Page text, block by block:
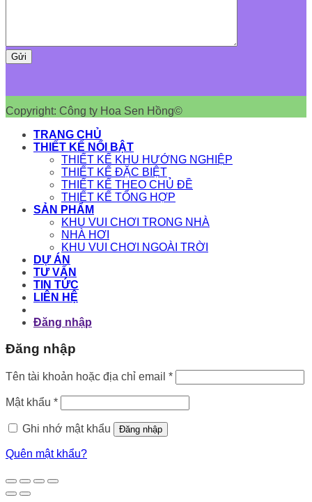
Copyright: Công ty Hoa Sen Hồng©
TRANG CHỦ
THIẾT KẾ NỔI BẬT
THIẾT KẾ KHU HƯỚNG NGHIỆP
THIẾT KẾ ĐẶC BIỆT
THIẾT KẾ THEO CHỦ ĐỀ
THIẾT KẾ TỔNG HỢP
SẢN PHẨM
KHU VUI CHƠI TRONG NHÀ
NHÀ HƠI
KHU VUI CHƠI NGOÀI TRỜI
DỰ ÁN
TƯ VẤN
TIN TỨC
LIÊN HỆ
Đăng nhập
Đăng nhập
Tên tài khoản hoặc địa chỉ email *Bắt
buộc
Mật khẩu *Bắt
buộc
Ghi nhớ mật khẩu
Đăng nhập
Quên mật khẩu?